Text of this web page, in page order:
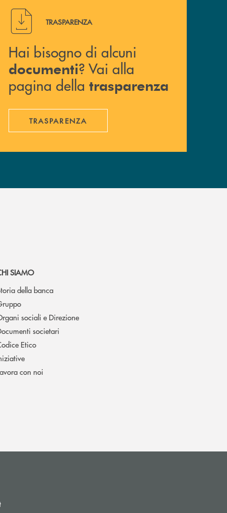
Hai bisogno di alcuni documenti ? Vai alla pagina della
TRASPARENZA
Hai bisogno di alcuni
documenti? Vai alla
pagina della trasparenza
TRASPARENZA
SIAMO
della banca
sociali e Direzione
societari
Etico
con noi
(si apre l’app di posta elettronica)